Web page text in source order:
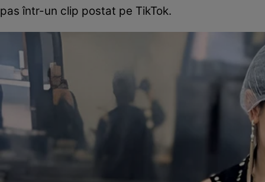
pas într-un clip postat pe TikTok.